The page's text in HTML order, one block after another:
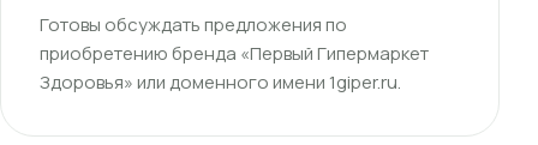
Готовы обсуждать предложения по
приобретению бренда «Первый Гипермаркет
Здоровья» или доменного имени 1giper.ru.